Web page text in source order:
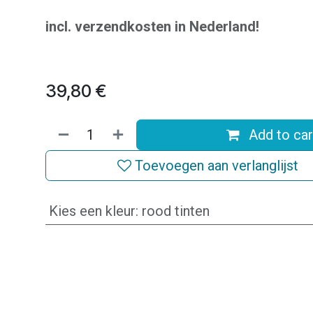
incl. verzendkosten in Nederland!
39,80 €
Add to
Toevoegen aan verlanglijst
Kies een kleur: rood tinten